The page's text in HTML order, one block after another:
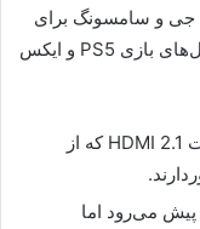
جی و سامسونگ برای
محصولات گیمینگی نوشته شده که به کنسول‌های بازی PS5 و ایکس
تلویزیون های گیمینگ هر 2 برند از پورت HDMI 2.1 که از
ریت 100 تا 120 هرتز پیش می‌رود اما